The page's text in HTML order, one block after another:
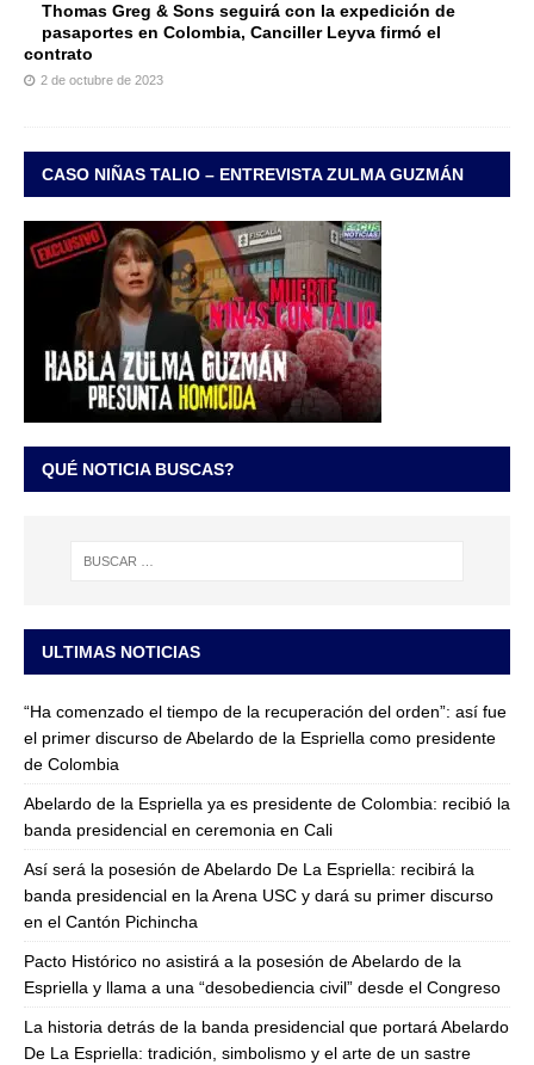
Thomas Greg & Sons seguirá con la expedición de
pasaportes en Colombia, Canciller Leyva firmó el
contrato
2 de octubre de 2023
CASO NIÑAS TALIO – ENTREVISTA ZULMA GUZMÁN
QUÉ NOTICIA BUSCAS?
ULTIMAS NOTICIAS
“Ha comenzado el tiempo de la recuperación del orden”: así fue
el primer discurso de Abelardo de la Espriella como presidente
de Colombia
Abelardo de la Espriella ya es presidente de Colombia: recibió la
banda presidencial en ceremonia en Cali
Así será la posesión de Abelardo De La Espriella: recibirá la
banda presidencial en la Arena USC y dará su primer discurso
en el Cantón Pichincha
Pacto Histórico no asistirá a la posesión de Abelardo de la
Espriella y llama a una “desobediencia civil” desde el Congreso
La historia detrás de la banda presidencial que portará Abelardo
De La Espriella: tradición, simbolismo y el arte de un sastre